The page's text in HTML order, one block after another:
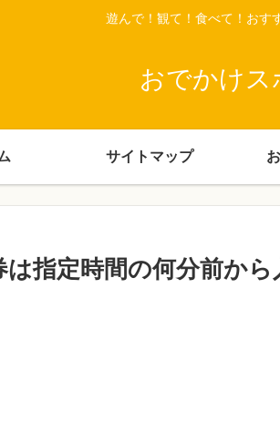
遊んで！観て！食べて！おす
おでかけス
サイトマップ
指定時間の何分前か